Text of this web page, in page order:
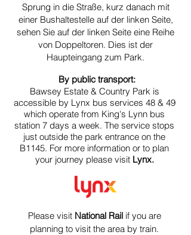
Sprung in die Straße, kurz danach mit
einer Bushaltestelle auf der linken Seite,
sehen Sie auf der linken Seite eine Reihe
von Doppeltoren. Dies ist der
Haupteingang zum Park.
By public transport:
Bawsey Estate & Country Park is
accessible by Lynx bus services 48 & 49
which operate from King's Lynn bus
station 7 days a week. The service stops
just outside the park entrance on the
B1145. For more information or to plan
your journey please visit Lynx.
Please visit National Railif you are
planning to visit the area by train.